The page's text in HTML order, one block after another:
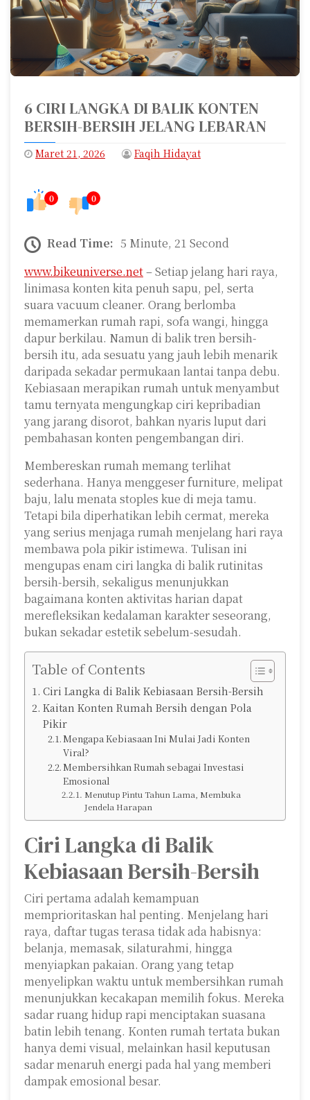
6 CIRI LANGKA DI BALIK KONTEN
BERSIH-BERSIH JELANG LEBARAN
Maret 21, 2026 Faqih Hidayat
0 0
Read Time: 5 Minute, 21 Second
www.bikeuniverse.net– Setiap jelang hari raya,
linimasa konten kita penuh sapu, pel, serta
suara vacuum cleaner. Orang berlomba
memamerkan rumah rapi, sofa wangi, hingga
dapur berkilau. Namun di balik tren bersih-
bersih itu, ada sesuatu yang jauh lebih menarik
daripada sekadar permukaan lantai tanpa debu.
Kebiasaan merapikan rumah untuk menyambut
tamu ternyata mengungkap ciri kepribadian
yang jarang disorot, bahkan nyaris luput dari
pembahasan konten pengembangan diri.
Membereskan rumah memang terlihat
sederhana. Hanya menggeser furniture, melipat
baju, lalu menata stoples kue di meja tamu.
Tetapi bila diperhatikan lebih cermat, mereka
yang serius menjaga rumah menjelang hari raya
membawa pola pikir istimewa. Tulisan ini
mengupas enam ciri langka di balik rutinitas
bersih-bersih, sekaligus menunjukkan
bagaimana konten aktivitas harian dapat
merefleksikan kedalaman karakter seseorang,
bukan sekadar estetik sebelum-sesudah.
Table of Contents
Ciri Langka di Balik Kebiasaan Bersih-Bersih
Kaitan Konten Rumah Bersih dengan Pola
Pikir
Mengapa Kebiasaan Ini Mulai Jadi Konten
Viral?
Membersihkan Rumah sebagai Investasi
Emosional
Menutup Pintu Tahun Lama, Membuka
Jendela Harapan
Ciri Langka di Balik
Kebiasaan Bersih-Bersih
Ciri pertama adalah kemampuan
memprioritaskan hal penting. Menjelang hari
raya, daftar tugas terasa tidak ada habisnya:
belanja, memasak, silaturahmi, hingga
menyiapkan pakaian. Orang yang tetap
menyelipkan waktu untuk membersihkan rumah
menunjukkan kecakapan memilih fokus. Mereka
sadar ruang hidup rapi menciptakan suasana
batin lebih tenang. Konten rumah tertata bukan
hanya demi visual, melainkan hasil keputusan
sadar menaruh energi pada hal yang memberi
dampak emosional besar.